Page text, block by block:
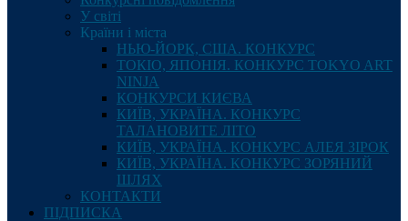
У світі
Країни і міста
НЬЮ-ЙОРК, США. КОНКУРС
ТОКІО, ЯПОНІЯ. КОНКУРС TOKYO ART
NINJA
КОНКУРСИ КИЄВА
КИЇВ, УКРАЇНА. КОНКУРС
ТАЛАНОВИТЕ ЛІТО
КИЇВ, УКРАЇНА. КОНКУРС АЛЕЯ ЗІРОК
КИЇВ, УКРАЇНА. КОНКУРС ЗОРЯНИЙ
ШЛЯХ
КОНТАКТИ
ПІДПИСКА